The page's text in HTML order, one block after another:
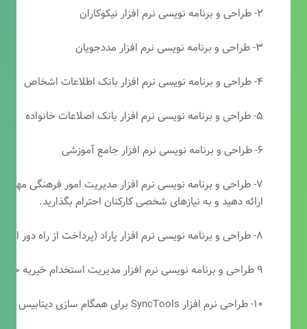
۲- طراحی و برنامه نویسی نرم افزار نیکوکاران
۳- طراحی و برنامه نویسی نرم افزار مددجویان
۴- طراحی و برنامه نویسی نرم افزار بانک اطلاعات اشخاص
۵- طراحی و برنامه نویسی نرم افزار بانک اصلاعات خانواده
۶- طراحی و برنامه نویسی نرم افزار جامع آموزشی
۷- طراحی و برنامه نویسی نرم افزار مدیریت امور فرهنگی
ارائه دهید و به نیازهای شخصی کارکنان احترام بگذارید.
۸- طراحی و برنامه نویسی نرم افزار پاراد (پرداخت از راه دور انجمن مددکاری امام زمان(عج))
۹ طراحی و برنامه نویسی نرم افزار مدیریت استخدام خیریه حضرت ابوالفضل (ع)
۱۰- طراحی نرم افزار SyncTools برای همگام سازی دیتابیس های SQL Server